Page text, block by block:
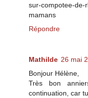
sur-compotee-de-
mamans
Répondre
Mathilde 26 mai
Bonjour Hélène,
Très bon
continuation, car